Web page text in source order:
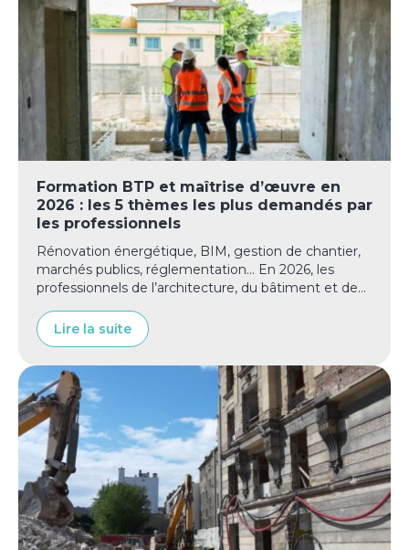
Formation BTP et maîtrise d’œuvre en
2026 : les 5 thèmes les plus demandés par
les professionnels
Rénovation énergétique, BIM, gestion de chantier,
marchés publics, réglementation… En 2026, les
professionnels de l’architecture, du bâtiment et de...
Lire la suite